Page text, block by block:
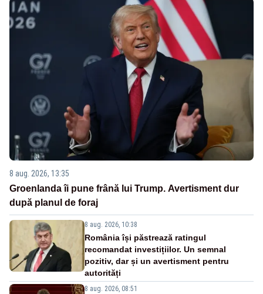
8 aug. 2026, 13:35
Groenlanda îi pune frână lui Trump. Avertisment dur
după planul de foraj
8 aug. 2026, 10:38
România își păstrează ratingul
recomandat investițiilor. Un semnal
pozitiv, dar și un avertisment pentru
autorități
8 aug. 2026, 08:51